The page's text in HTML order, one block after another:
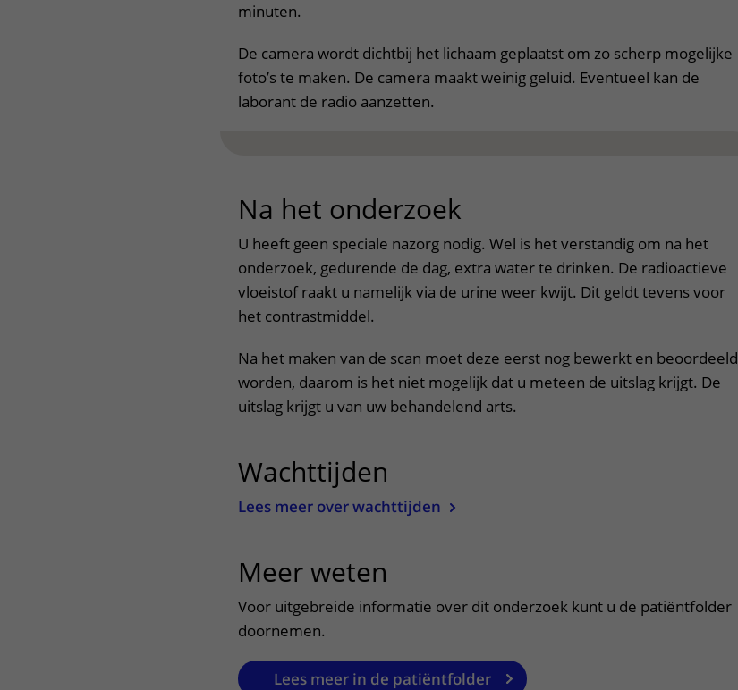
minuten.
De camera wordt dichtbij het lichaam geplaatst om zo scherp mogelijke
foto’s te maken. De camera maakt weinig geluid. Eventueel kan de
laborant de radio aanzetten.
Na het onderzoek
U heeft geen speciale nazorg nodig. Wel is het verstandig om na het
onderzoek, gedurende de dag, extra water te drinken. De radioactieve
vloeistof raakt u namelijk via de urine weer kwijt. Dit geldt tevens voor
het contrastmiddel.
Na het maken van de scan moet deze eerst nog bewerkt en beoordeeld
worden, daarom is het niet mogelijk dat u meteen de uitslag krijgt. De
uitslag krijgt u van uw behandelend arts.
Wachttijden
Lees meer over wachttijden
Meer weten
Voor uitgebreide informatie over dit onderzoek kunt u de patiëntfolder
doornemen.
Lees meer in de patiëntfolder